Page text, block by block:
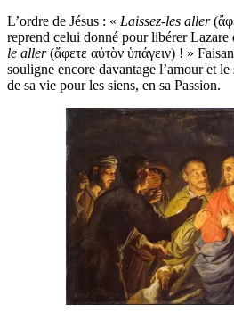
L’ordre de Jésus : « Laissez-les aller
reprend celui donné pour libérer Lazare
le aller(ἄφετε αὐτὸν ὑπάγειν) ! »
souligne encore davantage l’amour et
de sa vie pour les siens, en sa Passion.